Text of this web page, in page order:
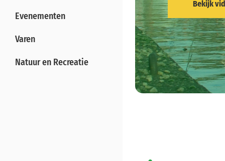
Evenementen
Varen
Natuur en Recreatie
Bekijk
Bekijk